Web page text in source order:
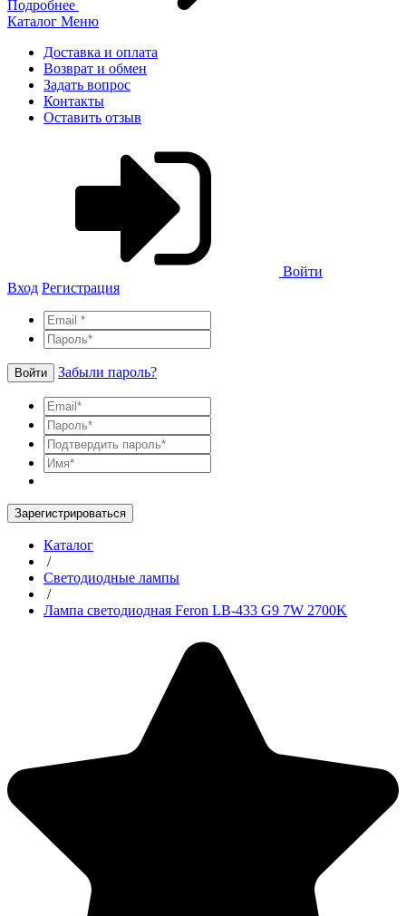
Подробнее
Каталог Меню
Доставка и оплата
Возврат и обмен
Задать вопрос
Контакты
Оставить отзыв
Войти
Вход Регистрация
Войти Забыли пароль?
Зарегистрироваться
Каталог
/
Светодиодные лампы
/
Лампа светодиодная Feron LB-433 G9 7W 2700K